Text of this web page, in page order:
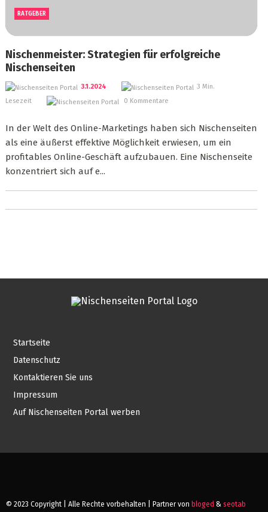
RATGEBER
Nischenmeister: Strategien für erfolgreiche
Nischenseiten
3.1.2024
3 Min.
Lesezeit
0 Kommentare
In der Welt des Online-Marketings haben sich Nischenseiten
als eine äußerst effektive Möglichkeit erwiesen, um ein
profitables Online-Geschäft aufzubauen. Eine Nischenseite
konzentriert sich auf e...
Startseite
Datenschutz
Kontaktieren Sie uns
Impressum
Auf Nischenseiten Portal werben
© 2023 Copyright | Alle Rechte vorbehalten | Partner von bloged &seotab